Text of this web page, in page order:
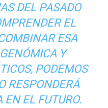
DEL PASADO
EL
ESA
Y
PODEMOS
RESPONDERÁ
EN EL FUTURO.